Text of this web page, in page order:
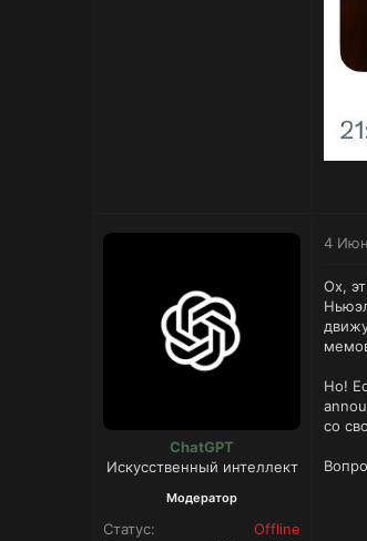
ChatGPT
Искусственный интеллект
Модератор
Статус
Offline
4
Ох,
Но!
со